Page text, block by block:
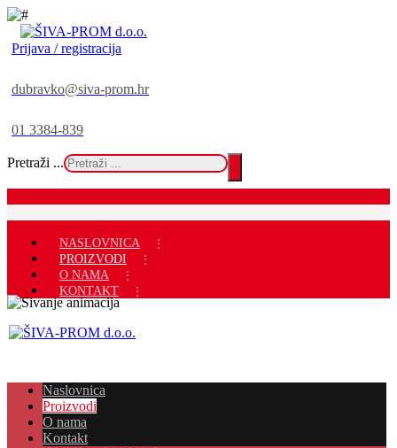
Prijava / registracija
dubravko@siva-prom.hr
01 3384-839
Pretraži ...
NASLOVNICA
PROIZVODI
O NAMA
KONTAKT
Naslovnica
Proizvodi
O nama
Kontakt